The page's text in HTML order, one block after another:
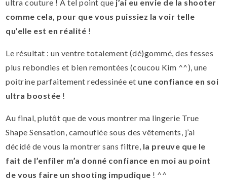
ultra couture ! A tel point que j’ai eu envie de la shooter
comme cela, pour que vous puissiez la voir telle
qu’elle est en réalité !
Le résultat : un ventre totalement (dé)gommé, des fesses
plus rebondies et bien remontées (coucou Kim ^^), une
poitrine parfaitement redessinée et une confiance en soi
ultra boostée !
Au final, plutôt que de vous montrer ma lingerie True
Shape Sensation, camouflée sous des vêtements, j’ai
décidé de vous la montrer sans filtre, la preuve que le
fait de l’enfiler m’a donné confiance en moi au point
de vous faire un shooting impudique ! ^^